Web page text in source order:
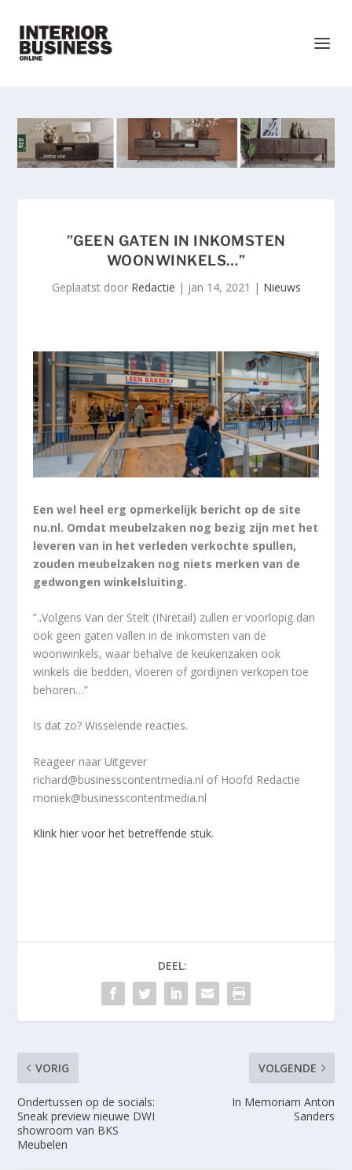
”GEEN GATEN IN INKOMSTEN
WOONWINKELS…”
Geplaatst door Redactie | jan 14, 2021 | Nieuws
Een wel heel erg opmerkelijk bericht op de site
nu.nl. Omdat meubelzaken nog bezig zijn met het
leveren van in het verleden verkochte spullen,
zouden meubelzaken nog niets merken van de
gedwongen winkelsluiting.
”..Volgens Van der Stelt (INretail) zullen er voorlopig dan
ook geen gaten vallen in de inkomsten van de
woonwinkels, waar behalve de keukenzaken ook
winkels die bedden, vloeren of gordijnen verkopen toe
behoren…”
Is dat zo? Wisselende reacties.
Reageer naar Uitgever
richard@businesscontentmedia.nl of Hoofd Redactie
moniek@businesscontentmedia.nl
Klink hier voor het betreffende stuk.
DEEL:
VORIG
Ondertussen op de socials:
Sneak preview nieuwe DWI
showroom van BKS
Meubelen
VOLGENDE
In Memoriam Anton
Sanders